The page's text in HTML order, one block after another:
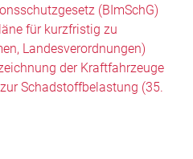
(BImSchG)
für kurzfristig zu
Landesverordnungen)
der Kraftfahrzeuge
Schadstoffbelastung (35.